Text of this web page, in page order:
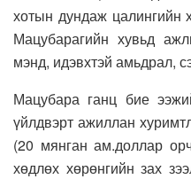
хотын дундаж цалингийн
Мацубарагийн хувьд
мэнд, идэвхтэй амьдрал,
Мацубара ганц бие
үйлдвэрт ажиллан
(20 мянган ам.доллар
хөдлөх хөрөнгийн зах